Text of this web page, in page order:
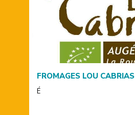
FROMAGES LOU CABRIAS
É